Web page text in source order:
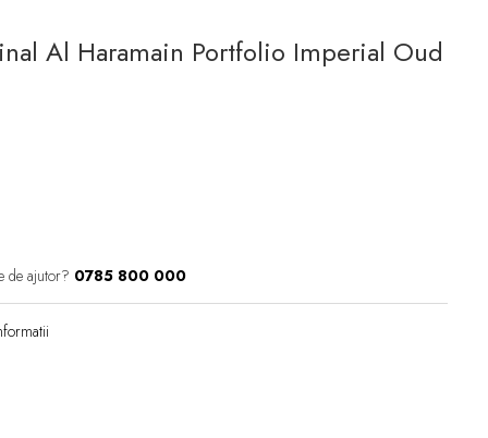
Al Haramain Portfolio Imperial Oud
de ajutor? 0785 800 000